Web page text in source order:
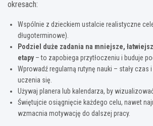
okresach:
Wspólnie z dzieckiem ustalcie realistyczne
długoterminowe).
Podziel duże zadania na mniejsze,
etapy– to zapobiega przytłoczeniu i buduje
Wprowadź regularną rutynę nauki – stały
uczenia się.
Używaj planera lub kalendarza, by
Świętujcie osiągnięcie każdego celu, nawet
wzmacnia motywację do dalszej pracy.